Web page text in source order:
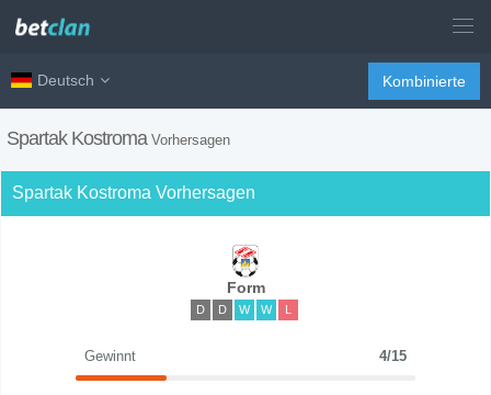
Deutsch Kombinierte
Spartak Kostroma Vorhersagen
Spartak Kostroma Vorhersagen
Form
D D W W L
Gewinnt 4/15